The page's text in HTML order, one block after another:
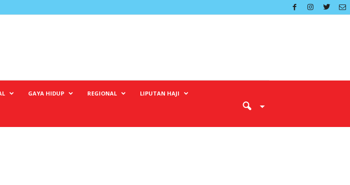
GAYA HIDUP REGIONAL LIPUTAN HAJI